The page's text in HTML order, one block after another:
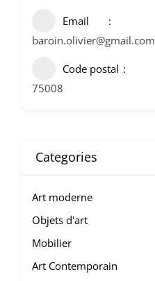
Email
baroin.olivier@gmail.com
Code postal
75008
Categories
Art moderne
Objets d'art
Mobilier
Art Contemporain